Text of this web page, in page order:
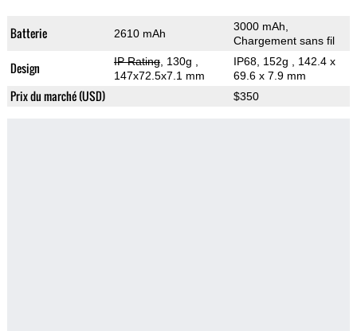
Batterie 2610 mAh
3000 mAh,
Chargement sans fil
Design IP Rating, 130g
147x72.5x7.1 mm
IP68, 152g
, 142.4 x
69.6 x 7.9 mm
Prix du marché (USD) $350